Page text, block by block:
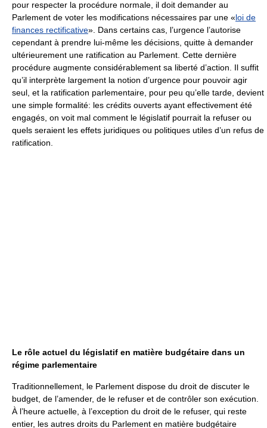
pour respecter la procédure normale, il doit demander au
Parlement de voter les modifications nécessaires par une «loi de
finances rectificative». Dans certains cas, l’urgence l’autorise
cependant à prendre lui-même les décisions, quitte à demander
ultérieurement une ratification au Parlement. Cette dernière
procédure augmente considérablement sa liberté d’action. Il suffit
qu’il interprète largement la notion d’urgence pour pouvoir agir
seul, et la ratification parlementaire, pour peu qu’elle tarde, devient
une simple formalité: les crédits ouverts ayant effectivement été
engagés, on voit mal comment le législatif pourrait la refuser ou
quels seraient les effets juridiques ou politiques utiles d’un refus de
ratification.
Le rôle actuel du législatif en matière budgétaire dans un
régime parlementaire
Traditionnellement, le Parlement dispose du droit de discuter le
budget, de l’amender, de le refuser et de contrôler son exécution.
À l’heure actuelle, à l’exception du droit de le refuser, qui reste
entier, les autres droits du Parlement en matière budgétaire